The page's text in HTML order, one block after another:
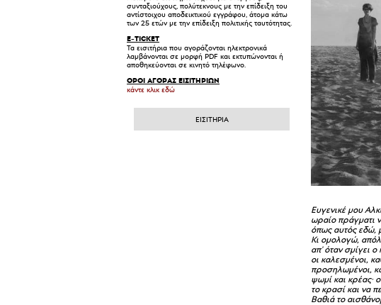
Ευγενικέ μου
ωραίο πράγματι
όπως αυτός εδώ,
Κι ομολογώ,
απ' όταν σμίγει
οι καλεσμένοι,
προσηλωμένοι,
ψωμί και κρέας·
το κρασί και να
Βαθιά το
συνταξιούχους, πολύτεκνους με την επίδειξη του
αντίστοιχου αποδεικτικού εγγράφου, άτομα κάτω
των 25 ετών με την επίδειξη πολιτικής ταυτότητας.
E-TICKET
Τα εισιτήρια που αγοράζονται ηλεκτρονικά
λαμβάνονται σε μορφή PDF και εκτυπώνονται ή
αποθηκεύονται σε κινητό τηλέφωνο.
ΟΡΟΙ ΑΓΟΡΑΣ ΕΙΣΙΤΗΡΙΩΝ
κάντε κλικ εδώ
ΕΙΣΙΤΗΡΙΑ